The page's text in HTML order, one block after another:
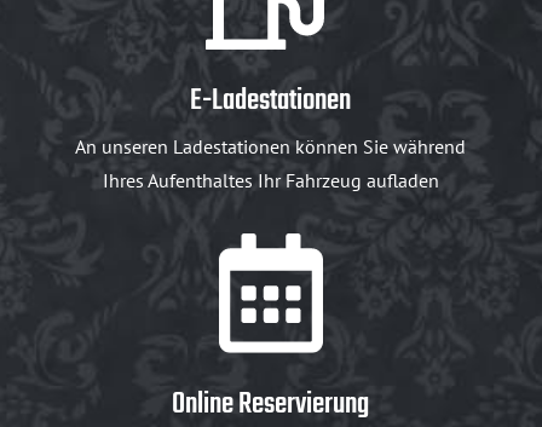
E-Ladestationen
An unseren Ladestationen können Sie während
Ihres Aufenthaltes Ihr Fahrzeug aufladen
Online Reservierung